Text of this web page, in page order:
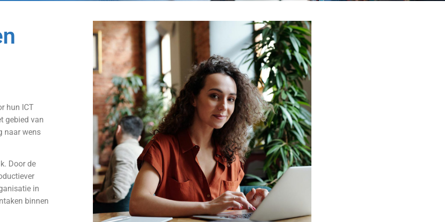
hun ICT
gebied van
naar wens
Door de
in
binnen